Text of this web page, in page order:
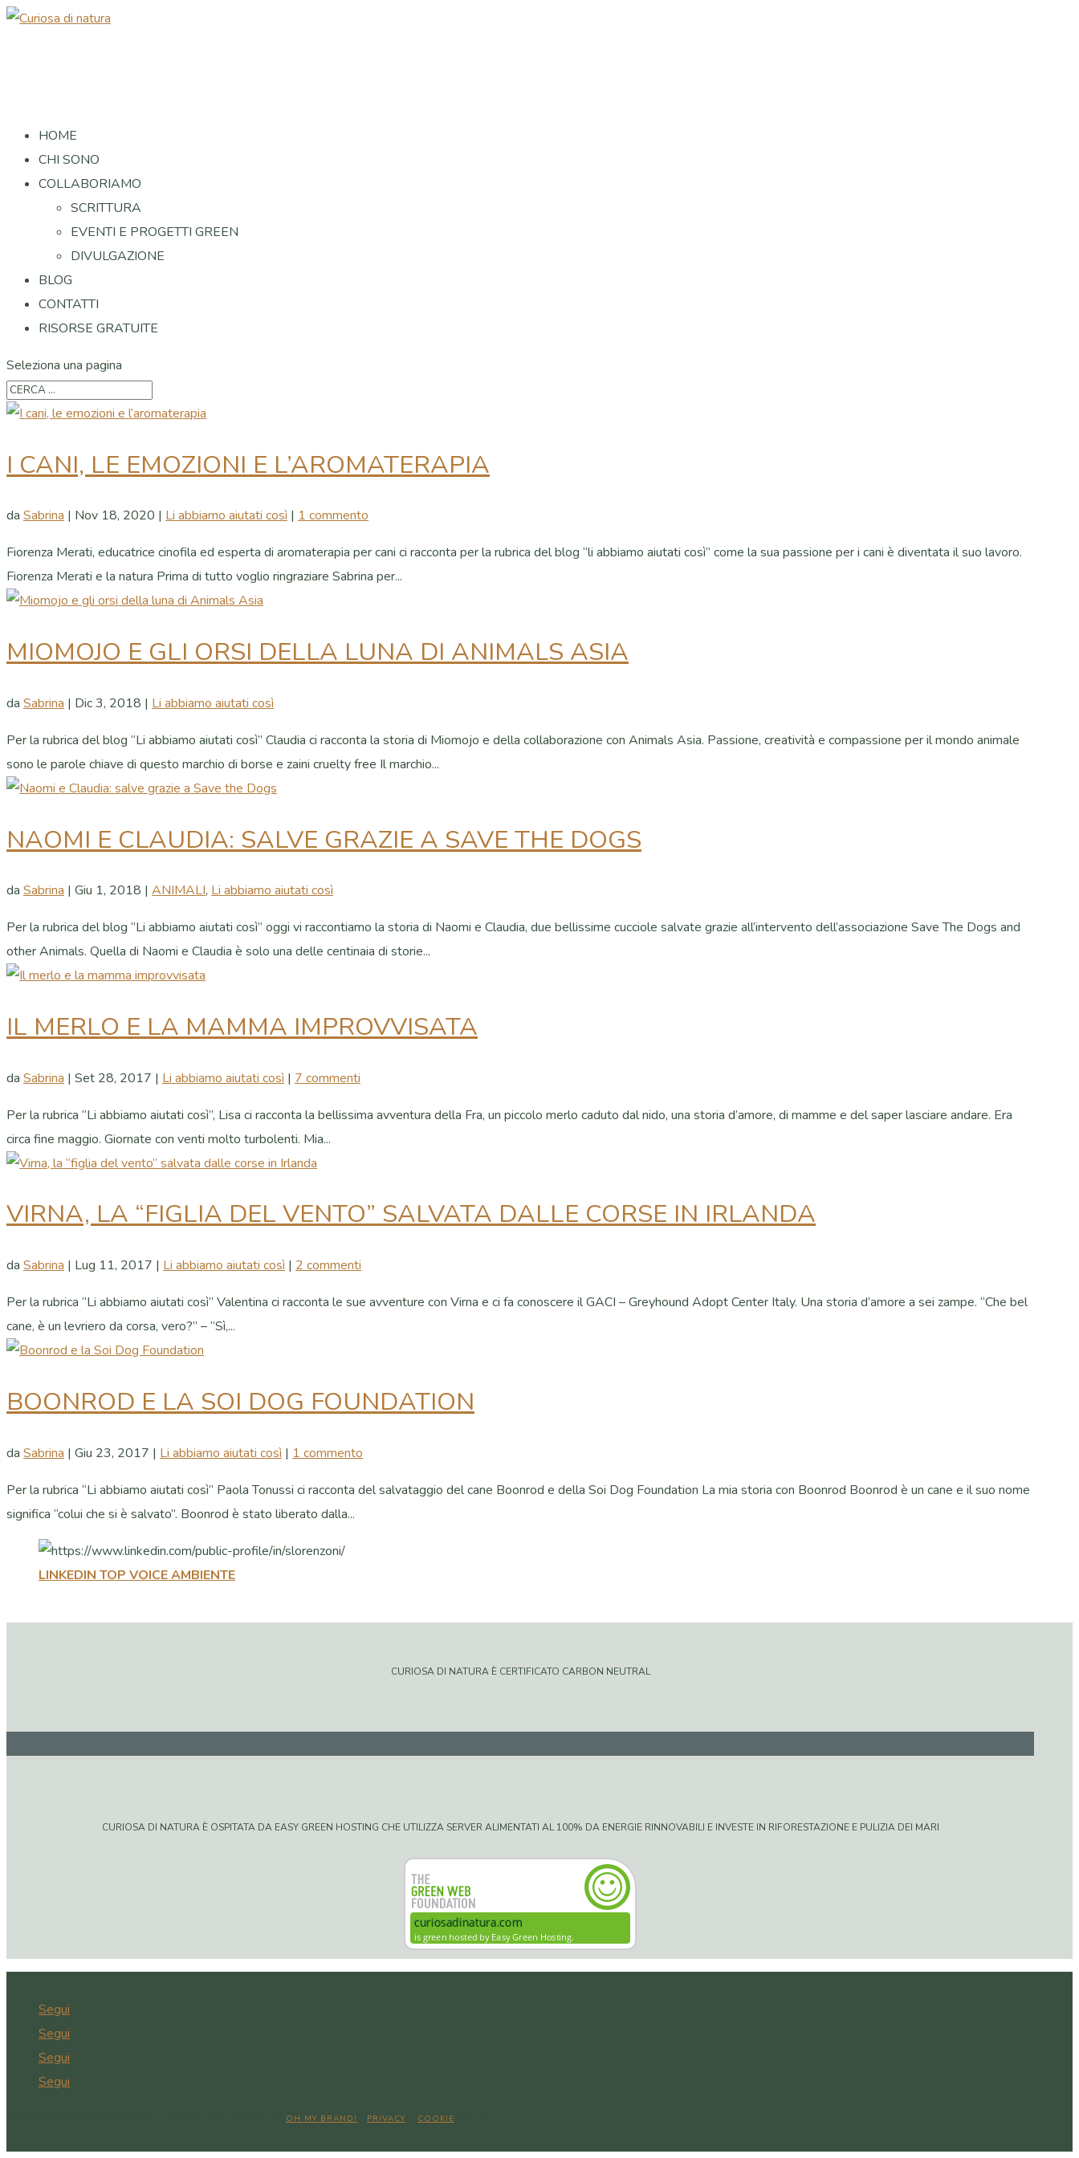
HOME
CHI SONO
COLLABORIAMO
SCRITTURA
EVENTI E PROGETTI GREEN
DIVULGAZIONE
BLOG
CONTATTI
RISORSE GRATUITE
Seleziona una pagina
I CANI, LE EMOZIONI E L’AROMATERAPIA
da Sabrina | Nov 18, 2020 | Li abbiamo aiutati così | 1 commento
Fiorenza Merati, educatrice cinofila ed esperta di aromaterapia per cani ci racconta per la rubrica del blog “li abbiamo aiutati così” come la sua passione per i cani è diventata il suo lavoro.
Fiorenza Merati e la natura Prima di tutto voglio ringraziare Sabrina per...
MIOMOJO E GLI ORSI DELLA LUNA DI ANIMALS ASIA
da Sabrina | Dic 3, 2018 | Li abbiamo aiutati così
Per la rubrica del blog “Li abbiamo aiutati così” Claudia ci racconta la storia di Miomojo e della collaborazione con Animals Asia. Passione, creatività e compassione per il mondo animale
sono le parole chiave di questo marchio di borse e zaini cruelty free Il marchio...
NAOMI E CLAUDIA: SALVE GRAZIE A SAVE THE DOGS
da Sabrina | Giu 1, 2018 | ANIMALI, Li abbiamo aiutati così
Per la rubrica del blog “Li abbiamo aiutati così” oggi vi raccontiamo la storia di Naomi e Claudia, due bellissime cucciole salvate grazie all’intervento dell’associazione Save The Dogs and
other Animals. Quella di Naomi e Claudia è solo una delle centinaia di storie...
IL MERLO E LA MAMMA IMPROVVISATA
da Sabrina | Set 28, 2017 | Li abbiamo aiutati così | 7 commenti
Per la rubrica “Li abbiamo aiutati così”, Lisa ci racconta la bellissima avventura della Fra, un piccolo merlo caduto dal nido, una storia d’amore, di mamme e del saper lasciare andare. Era
circa fine maggio. Giornate con venti molto turbolenti. Mia...
VIRNA, LA “FIGLIA DEL VENTO” SALVATA DALLE CORSE IN IRLANDA
da Sabrina | Lug 11, 2017 | Li abbiamo aiutati così | 2 commenti
Per la rubrica “Li abbiamo aiutati così” Valentina ci racconta le sue avventure con Virna e ci fa conoscere il GACI – Greyhound Adopt Center Italy. Una storia d’amore a sei zampe. “Che bel
cane, è un levriero da corsa, vero?” – “Sì,...
BOONROD E LA SOI DOG FOUNDATION
da Sabrina | Giu 23, 2017 | Li abbiamo aiutati così | 1 commento
Per la rubrica “Li abbiamo aiutati così” Paola Tonussi ci racconta del salvataggio del cane Boonrod e della Soi Dog Foundation La mia storia con Boonrod Boonrod è un cane e il suo nome
significa “colui che si è salvato”. Boonrod è stato liberato dalla...
LINKEDIN TOP VOICE AMBIENTE
CURIOSA DI NATURA È CERTIFICATO CARBON NEUTRAL
CURIOSA DI NATURA È OSPITATA DA EASY GREEN HOSTING CHE UTILIZZA SERVER ALIMENTATI AL 100% DA ENERGIE RINNOVABILI E INVESTE IN RIFORESTAZIONE E PULIZIA DEI MARI
Segui
Segui
Segui
Segui
OH MY BRAND! PRIVACY COOKIE